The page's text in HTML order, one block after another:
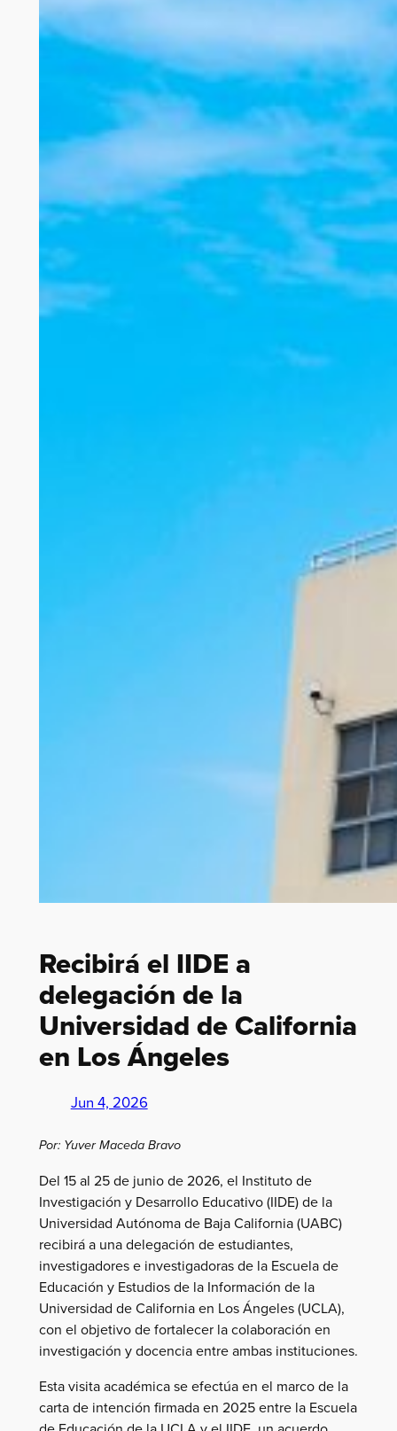
Recibirá el IIDE a
delegación de la
Universidad de California
en Los Ángeles
Jun 4, 2026
Por: Yuver Maceda Bravo
Del 15 al 25 de junio de 2026, el Instituto de
Investigación y Desarrollo Educativo (IIDE) de la
Universidad Autónoma de Baja California (UABC)
recibirá a una delegación de estudiantes,
investigadores e investigadoras de la Escuela de
Educación y Estudios de la Información de la
Universidad de California en Los Ángeles (UCLA),
con el objetivo de fortalecer la colaboración en
investigación y docencia entre ambas instituciones.
Esta visita académica se efectúa en el marco de la
carta de intención firmada en 2025 entre la Escuela